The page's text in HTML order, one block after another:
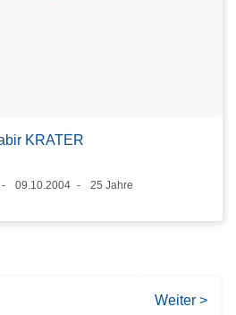
KRATER
09.10.2004
25 Jahre
N
Weiter >